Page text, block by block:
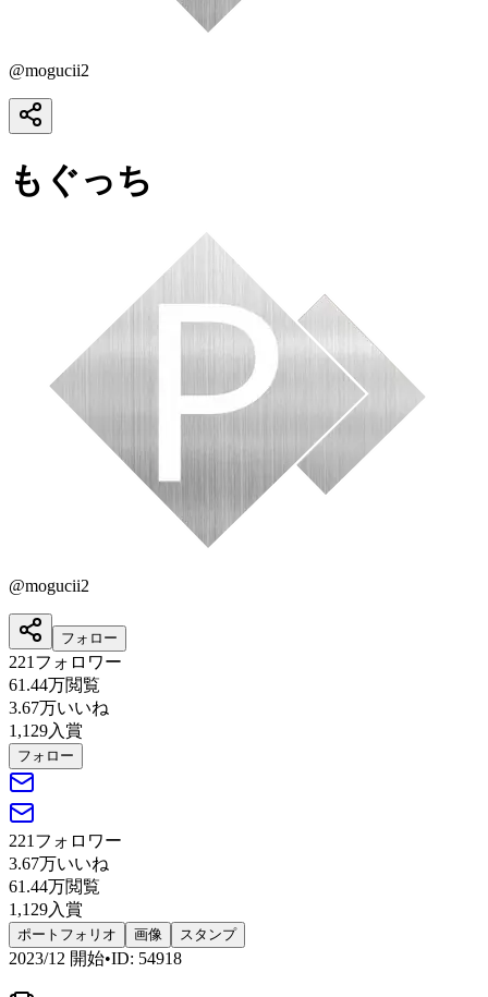
@mogucii2
もぐっち
@mogucii2
フォロー
221 フォロワー
61.44万閲覧
3.67万いいね
1,129入賞
フォロー
221 フォロワー
3.67万いいね
61.44万閲覧
1,129入賞
ポートフォリオ 画像 スタンプ
2023/12 開始•ID: 54918